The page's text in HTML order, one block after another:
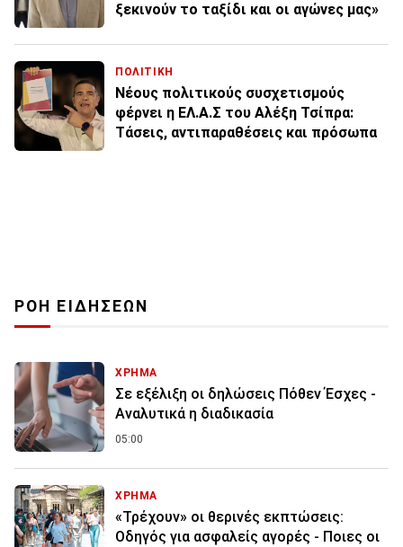
ξεκινούν το ταξίδι και οι αγώνες μας»
ΠΟΛΙΤΙΚΗ
Νέους πολιτικούς συσχετισμούς
φέρνει η ΕΛ.Α.Σ του Αλέξη Τσίπρα:
Tάσεις, αντιπαραθέσεις και πρόσωπα
ΡΟΗ ΕΙΔΗΣΕΩΝ
ΧΡΗΜΑ
Σε εξέλιξη οι δηλώσεις Πόθεν Έσχες -
Αναλυτικά η διαδικασία
05:00
ΧΡΗΜΑ
«Τρέχουν» οι θερινές εκπτώσεις:
Οδηγός για ασφαλείς αγορές - Ποιες οι